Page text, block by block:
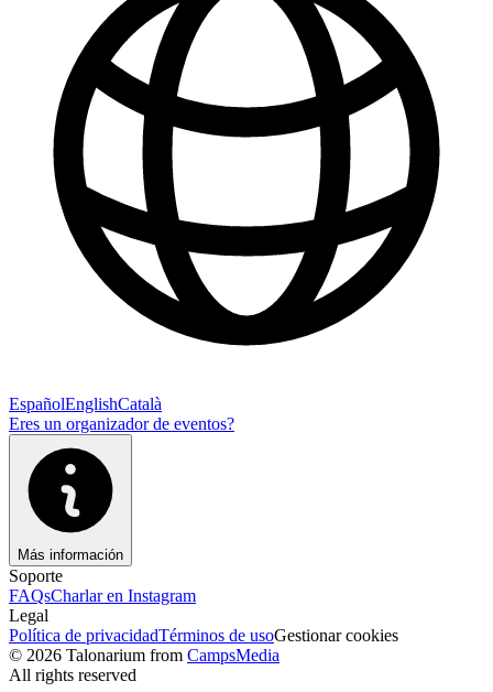
EspañolEnglishCatalà
Eres un organizador de eventos?
Más información
Soporte
FAQsCharlar en Instagram
Legal
Política de privacidadTérminos de usoGestionar cookies
© 2026 Talonarium from CampsMedia
All rights reserved